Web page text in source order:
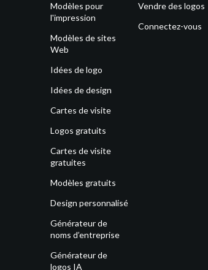
Modèles pour
l'impression
Modèles de sites
Web
Idées de logo
Idées de design
Cartes de visite
Logos gratuits
Cartes de visite
gratuites
Modèles gratuits
Design personnalisé
Générateur de
noms d’entreprise
Générateur de
logos IA
Vendre des logos
Connectez-vous